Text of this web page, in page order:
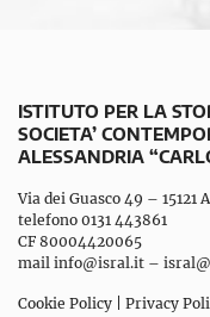
ISTITUTO PER LA
SOCIETA’
ALESSANDRIA
Via dei Guasco 49 – 15121
telefono 0131 443861
CF 80004420065
mail info@isral.it –
Cookie Policy Privacy